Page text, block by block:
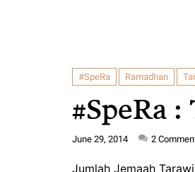
#SpeRa Ramadhan
#SpeRa
June 29, 2014 2
Jumlah Jemaah